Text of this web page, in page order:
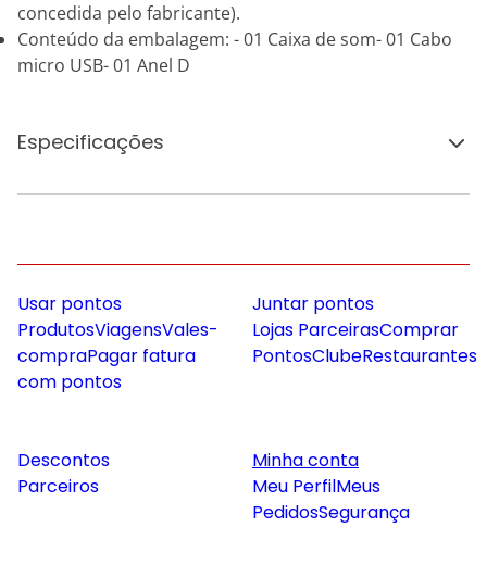
concedida pelo fabricante).
Conteúdo da embalagem: - 01 Caixa de som- 01 Cabo
micro USB- 01 Anel D
Especificações
Usar pontos
ProdutosViagensVales-
compraPagar fatura
com pontos
Juntar pontos
Lojas ParceirasComprar
PontosClubeRestaurantes
Descontos
Parceiros
Minha conta
Meu PerfilMeus
PedidosSegurança